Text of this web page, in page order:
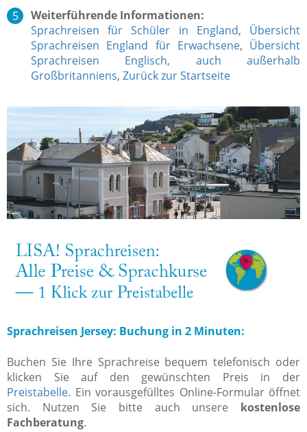
Weiterführende Informationen:
Sprachreisen für Schüler in England, Übersicht
Sprachreisen England für Erwachsene, Übersicht
Sprachreisen Englisch, auch außerhalb
Großbritanniens, Zurück zur Startseite
Sprachreisen Jersey: Buchung in 2 Minuten:
Buchen Sie Ihre Sprachreise bequem telefonisch oder
klicken Sie auf den gewünschten Preis in der
Preistabelle. Ein vorausgefülltes Online-Formular öffnet
sich. Nutzen Sie bitte auch unsere kostenlose
Fachberatung.